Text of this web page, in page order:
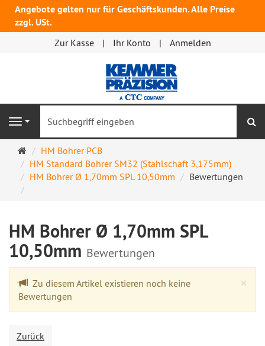
Angebote gelten nur für Geschäftskunden. Alle Preise
zzgl. USt.
Zur Kasse Ihr Konto Anmelden
Navigation
Startseite
HM Bohrer PCB
HM Standard Bohrer SM32 (Stahlschaft 3,175mm)
HM Bohrer Ø 1,70mm SPL 10,50mm
Bewertungen
HM Bohrer Ø 1,70mm SPL
10,50mm Bewertungen
×
Zu diesem Artikel existieren noch keine
Bewertungen
Zurück